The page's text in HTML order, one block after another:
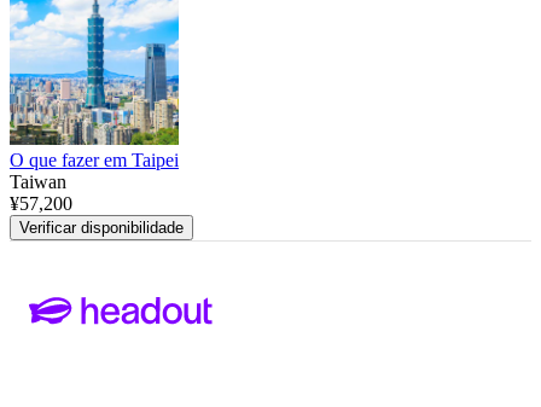
O que fazer em Taipei
Taiwan
¥57,200
Verificar disponibilidade